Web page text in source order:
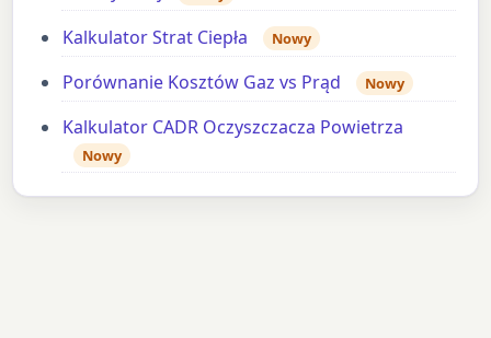
Kalkulator Strat Ciepła Nowy
Porównanie Kosztów Gaz vs Prąd Nowy
Kalkulator CADR Oczyszczacza Powietrza
Nowy